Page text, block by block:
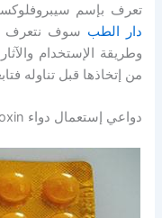
تعرف بإسم
دار الطب سوف نتعرف
وطريقة الإستخدام
من إتخاذها قبل تناوله
دواعي إستعمال دواء Mifoxin